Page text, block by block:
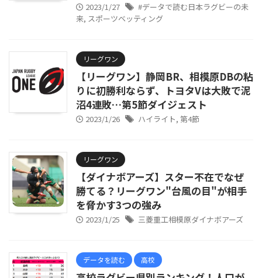
2023/1/27
#データで読む日本ラグビーの未
来, スポーツベッティング
リーグワン
【リーグワン】静岡BR、相模原DBの粘
りに初勝利ならず、トヨタVは大敗で泥
沼4連敗…第5節ダイジェスト
2023/1/26 ハイライト, 第4節
リーグワン
【ダイナボアーズ】スター不在でなぜ
勝てる？リーグワン"台風の目"が相手
を脅かす3つの強み
2023/1/25 三菱重工相模原ダイナボアーズ
データを読む 高校